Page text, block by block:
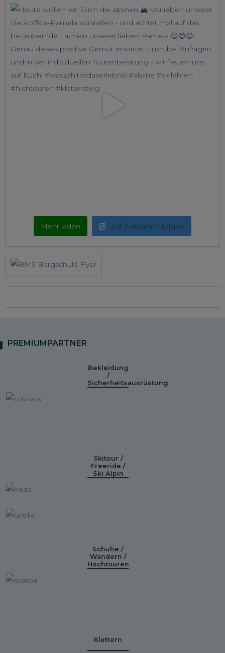
Mehr laden Auf Instagram folgen
PREMIUMPARTNER
Bekleidung
/
Sicherheitsausrüstung
Skitour /
Freeride /
Ski Alpin
Schuhe /
Wandern /
Hochtouren
Klettern